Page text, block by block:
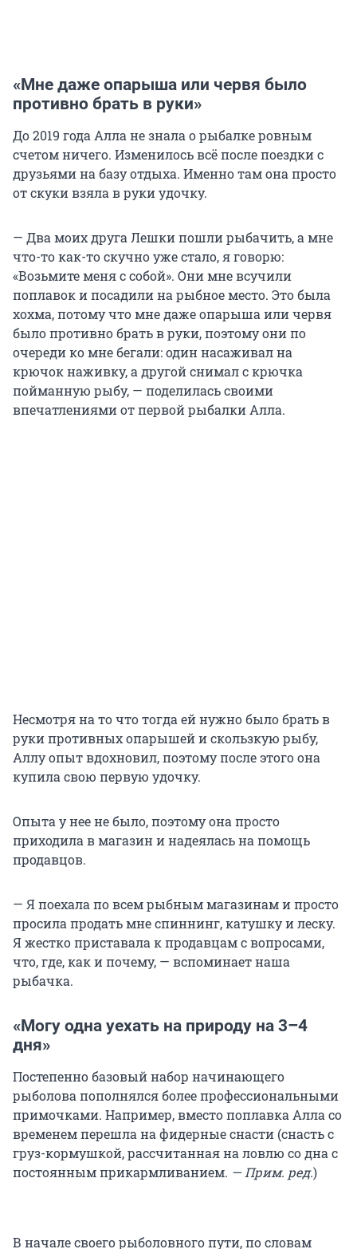
«Мне даже опарыша или червя было
противно брать в руки»
До 2019 года Алла не знала о рыбалке ровным
счетом ничего. Изменилось всё после поездки с
друзьями на базу отдыха. Именно там она просто
от скуки взяла в руки удочку.
— Два моих друга Лешки пошли рыбачить, а мне
что-то как-то скучно уже стало, я говорю:
«Возьмите меня с собой». Они мне всучили
поплавок и посадили на рыбное место. Это была
хохма, потому что мне даже опарыша или червя
было противно брать в руки, поэтому они по
очереди ко мне бегали: один насаживал на
крючок наживку, а другой снимал с крючка
пойманную рыбу, — поделилась своими
впечатлениями от первой рыбалки Алла.
Несмотря на то что тогда ей нужно было брать в
руки противных опарышей и скользкую рыбу,
Аллу опыт вдохновил, поэтому после этого она
купила свою первую удочку.
Опыта у нее не было, поэтому она просто
приходила в магазин и надеялась на помощь
продавцов.
— Я поехала по всем рыбным магазинам и просто
просила продать мне спиннинг, катушку и леску.
Я жестко приставала к продавцам с вопросами,
что, где, как и почему, — вспоминает наша
рыбачка.
«Могу одна уехать на природу на 3–4
дня»
Постепенно базовый набор начинающего
рыболова пополнялся более профессиональными
примочками. Например, вместо поплавка Алла со
временем перешла на фидерные снасти (снасть с
груз-кормушкой, рассчитанная на ловлю со дна с
постоянным прикармливанием. — Прим. ред.)
В начале своего рыболовного пути, по словам